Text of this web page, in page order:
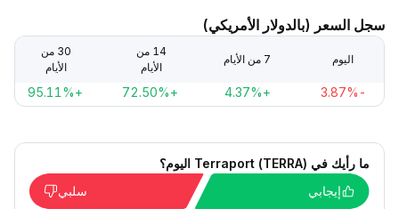
سجل السعر (بالدولار الأمريكي)
اليوم 7 من الأيام
14 من
الأيام
30 من
الأيام
-3.87%
+4.37%
+72.50%
+95.11%
ما رأيك في Terraport (TERRA) اليوم؟
إيجابي
سلبي